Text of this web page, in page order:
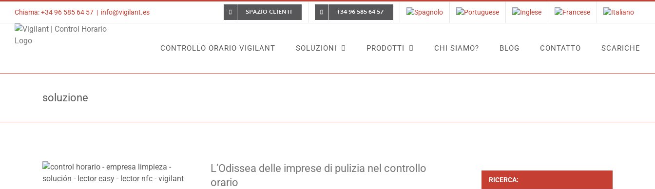
content
Chiama: +34 96 585 64 57 | info@vigilant.es SPAZIO CLIENTI +34 96 585 64 57
CONTROLLO ORARIO VIGILANT SOLUZIONI PRODOTTI CHI SIAMO? BLOG CONTATTO SCARICHE
soluzione
L’Odissea delle imprese di pulizia nel controllo
orario
RICERCA: